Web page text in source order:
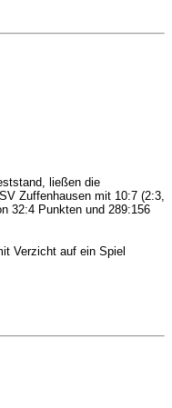
ließen die
Zuffenhausen mit 10:7 (2:3,
32:4 Punkten und 289:156
Verzicht auf ein Spiel